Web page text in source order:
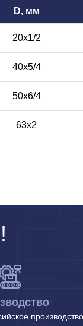
D, мм
20х1/2
40х5/4
50х6/4
63х2
производство